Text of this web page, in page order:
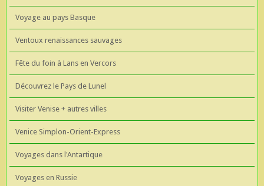
Voyage au pays Basque
Ventoux renaissances sauvages
Fête du foin à Lans en Vercors
Découvrez le Pays de Lunel
Visiter Venise + autres villes
Venice Simplon-Orient-Express
Voyages dans l'Antartique
Voyages en Russie